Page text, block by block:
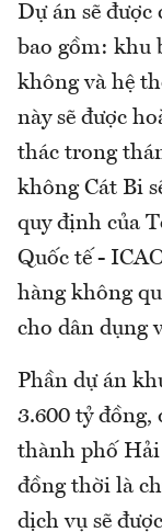
Dự án sẽ
bao gồm: khu
không và hệ
này sẽ được
thác trong
không Cát Bi
quy định của
Quốc tế -
hàng không
cho dân dụng
Phần dự án
3.600 tỷ
thành phố Hải
đồng thời là
dịch vụ sẽ